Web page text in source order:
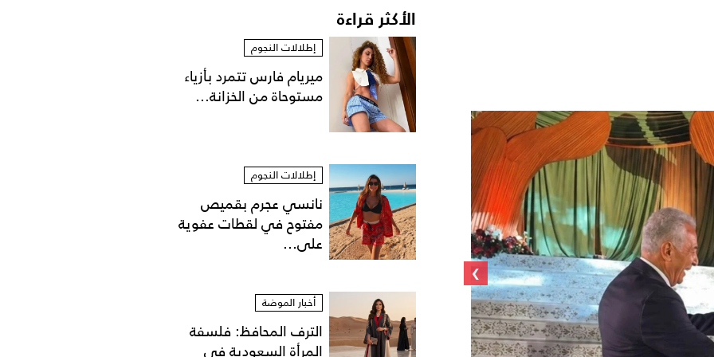
›
الأكثر قراءة
إطلالات النجوم
ميريام فارس تتمرد بأزياء
مستوحاة من الخزانة...
إطلالات النجوم
نانسي عجرم بقميص
مفتوح في لقطات عفوية
على...
أخبار الموضة
الترف المحافظ: فلسفة
المرأة السعودية في